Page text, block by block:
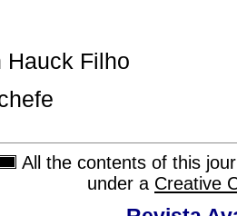
Hauck Filho
All the contents of this
under a Creative